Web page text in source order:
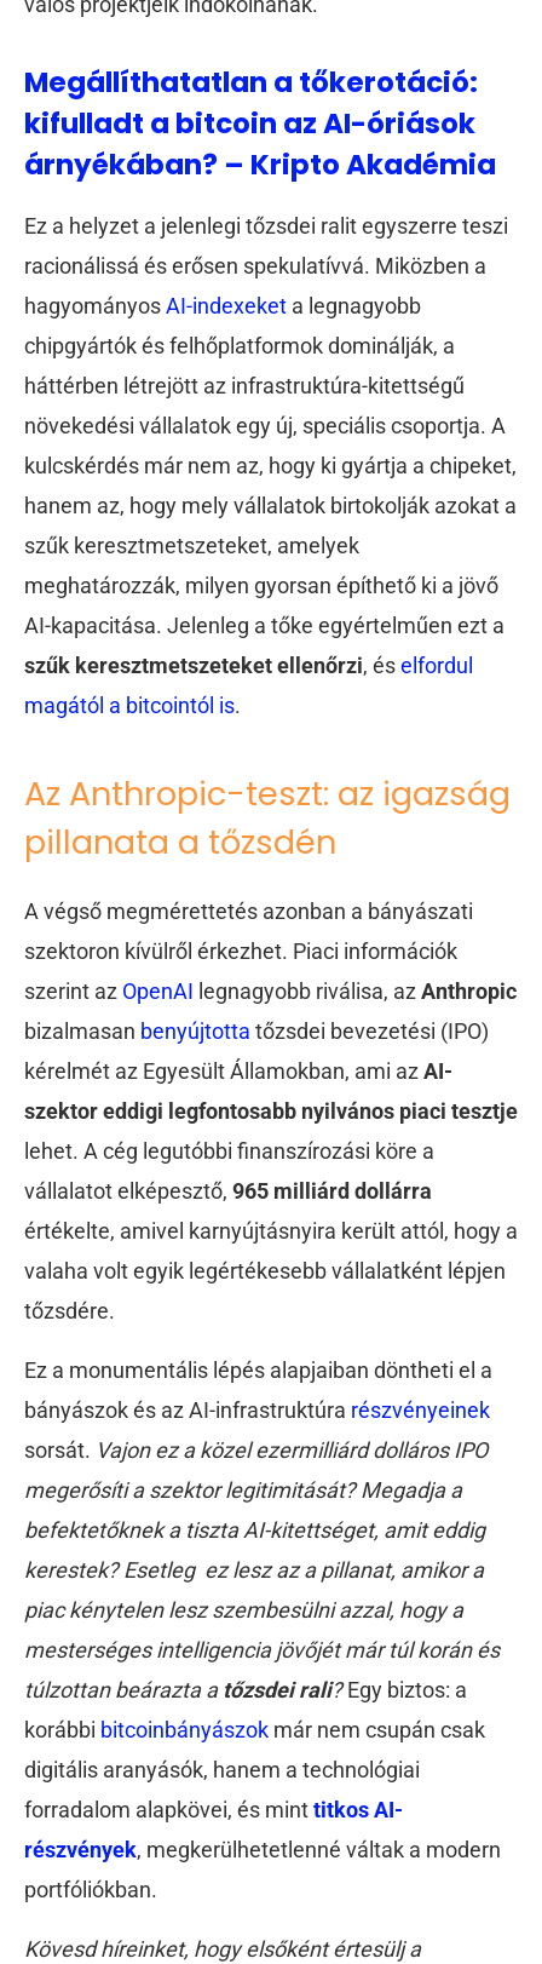
Megállíthatatlan a tőkerotáció:
kifulladt a bitcoin az AI-óriások
árnyékában? – Kripto Akadémia
Ez a helyzet a jelenlegi tőzsdei ralit egyszerre teszi
racionálissá és erősen spekulatívvá. Miközben a
hagyományosAI-indexeket a legnagyobb
chipgyártók és felhőplatformok dominálják, a
háttérben létrejött az infrastruktúra-kitettségű
növekedési vállalatok egy új, speciális csoportja. A
kulcskérdés már nem az, hogy ki gyártja a chipeket,
hanem az, hogy mely vállalatok birtokolják azokat a
szűk keresztmetszeteket, amelyek
meghatározzák, milyen gyorsan építhető ki a jövő
AI-kapacitása. Jelenleg a tőke egyértelműen ezt a
szűk keresztmetszeteket ellenőrzi, éselfordul
magától a bitcointól is.
Az Anthropic-teszt: az igazság
pillanata a tőzsdén
A végső megmérettetés azonban a bányászati
szektoron kívülről érkezhet. Piaci információk
szerint az OpenAI legnagyobb riválisa, az Anthropic
bizalmasan benyújtotta tőzsdei bevezetési (IPO)
kérelmét az Egyesült Államokban, ami az AI-
szektor eddigi legfontosabb nyilvános piaci tesztje
lehet. A cég legutóbbi finanszírozási köre a
vállalatot elképesztő, 965 milliárd dollárra
értékelte, amivel karnyújtásnyira került attól, hogy a
valaha volt egyik legértékesebb vállalatként lépjen
tőzsdére.
Ez a monumentális lépés alapjaiban döntheti el a
bányászok és az AI-infrastruktúra részvényeinek
sorsát. Vajon ez a közel ezermilliárd dolláros IPO
megerősíti a szektor legitimitását? Megadja a
befektetőknek a tiszta AI-kitettséget, amit eddig
kerestek? Esetleg ez lesz az a pillanat, amikor a
piac kénytelen lesz szembesülni azzal, hogy a
mesterséges intelligencia jövőjét már túl korán és
túlzottan beárazta a tőzsdei rali?Egy biztos: a
korábbi bitcoinbányászok már nem csupán csak
digitális aranyásók, hanem a technológiai
forradalom alapkövei, és minttitkos AI-
részvények, megkerülhetetlenné váltak a modern
portfóliókban.
Kövesd híreinket, hogy elsőként értesülj a